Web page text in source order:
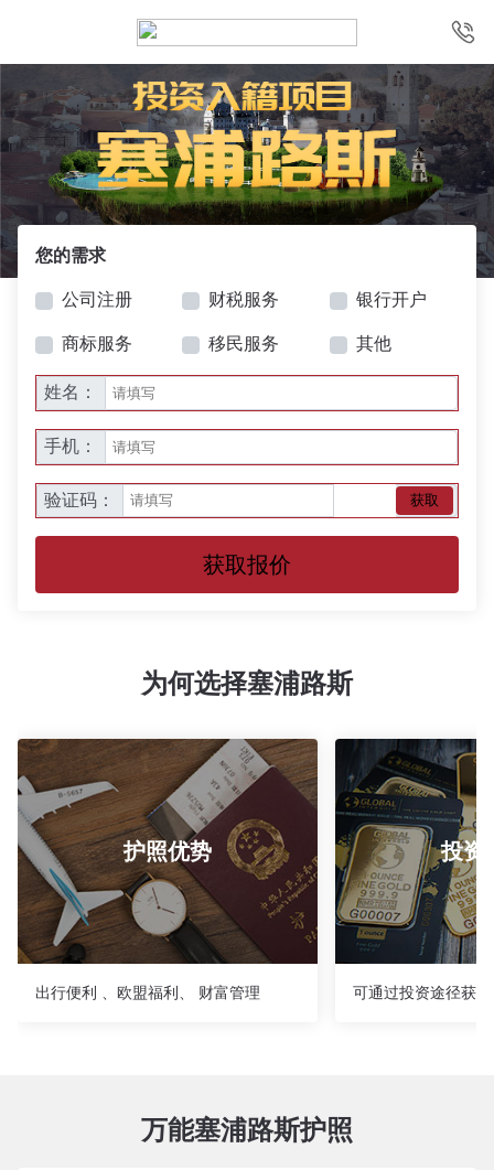
您的需求
公司注册 财税服务 银行开户
商标服务 移民服务 其他
姓名：
手机：
验证码： 获取
获取报价
为何选择塞浦路斯
护照优势
出行便利 、欧盟福利、 财富管理
投资
可通过投资途径获
万能塞浦路斯护照